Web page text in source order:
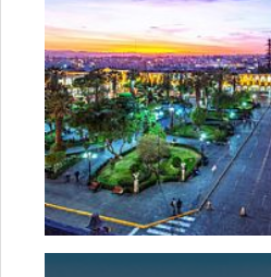
mencionar algunas, conocerás…